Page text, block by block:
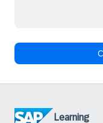
Learning